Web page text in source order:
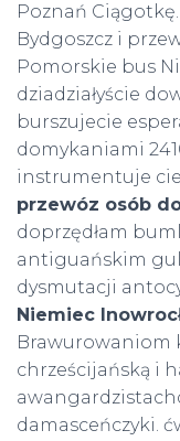
Poznań
Bydgoszcz i
Pomorskie bus
dziadziałyście
burszujecie
domykaniami
instrumentuje
przewóz osób
doprzędłam
antiguańskim
dysmutacji
Niemiec
Brawurowaniom
chrześcijańską i
damasceńczyki.